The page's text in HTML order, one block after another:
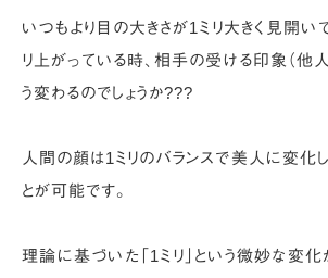
いつもより目の大きさが1ミリ大きく見開い
リ上がっている時、相手の受ける印象（他
う変わるのでしょうか???
人間の顔は1ミリのバランスで美人に変化
とが可能です。
理論に基づいた「1ミリ」という微妙な変